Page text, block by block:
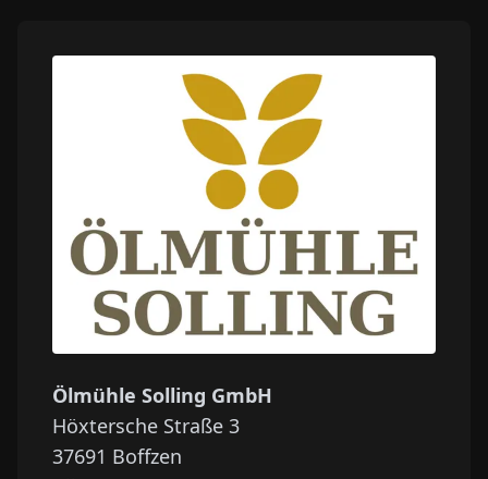
Ölmühle Solling GmbH
Höxtersche Straße 3
37691 Boffzen